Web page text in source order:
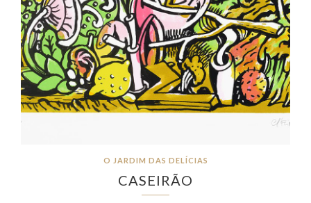
O JARDIM DAS DELÍCIAS
CASEIRÃO